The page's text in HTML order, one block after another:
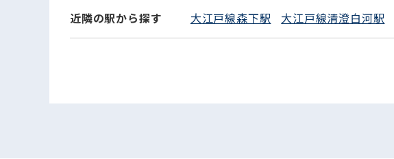
近隣の駅から探す 大江戸線森下駅 大江戸線清澄白河駅